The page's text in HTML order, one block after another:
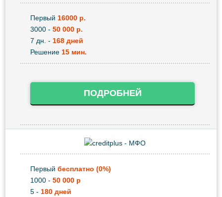
Первый 16000 р.
3000 - 50 000 р.
7 дн. - 168 дней
Решение 15 мин.
ПОДРОБНЕЙ
Первый бесплатно (0%)
1000 - 50 000 р
5 - 180 дней